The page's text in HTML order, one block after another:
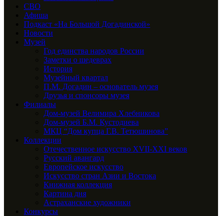
СВО
Афиша
Подкаст «На Большой Догадинской»
Новости
Музей
Год единства народов России
Заметки о шедеврах
История
Музейный квартал
П.М. Догадин – основатель музея
Друзья и спонсоры музея
Филиалы
Дом-музей Велимира Хлебникова
Дом-музей Б.М. Кустодиева
МКЦ “Дом купца Г.В. Тетюшинова”
Коллекции
Отечественное искусство XVII-XXI веков
Русский авангард
Европейское искусство
Искусство стран Азии и Востока
Книжная коллекция
Картина дня
Астраханские художники
Конкурсы